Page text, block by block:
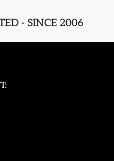
- SINCE 2006